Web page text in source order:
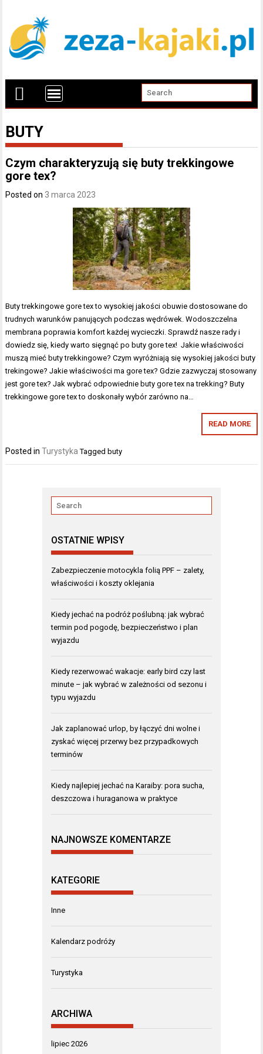
BUTY
Czym charakteryzują się buty trekkingowe
gore tex?
Posted on 3 marca 2023
Buty trekkingowe gore tex to wysokiej jakości obuwie dostosowane do
trudnych warunków panujących podczas wędrówek. Wodoszczelna
membrana poprawia komfort każdej wycieczki. Sprawdź nasze rady i
dowiedz się, kiedy warto sięgnąć po buty gore tex! Jakie właściwości
muszą mieć buty trekkingowe? Czym wyróżniają się wysokiej jakości buty
trekingowe? Jakie właściwości ma gore tex? Gdzie zazwyczaj stosowany
jest gore tex? Jak wybrać odpowiednie buty gore tex na trekking? Buty
trekkingowe gore tex to doskonały wybór zarówno na…
READ MORE
Posted inTurystyka Tagged buty
OSTATNIE WPISY
Zabezpieczenie motocykla folią PPF – zalety,
właściwości i koszty oklejania
Kiedy jechać na podróż poślubną: jak wybrać
termin pod pogodę, bezpieczeństwo i plan
wyjazdu
Kiedy rezerwować wakacje: early bird czy last
minute – jak wybrać w zależności od sezonu i
typu wyjazdu
Jak zaplanować urlop, by łączyć dni wolne i
zyskać więcej przerwy bez przypadkowych
terminów
Kiedy najlepiej jechać na Karaiby: pora sucha,
deszczowa i huraganowa w praktyce
NAJNOWSZE KOMENTARZE
KATEGORIE
Inne
Kalendarz podróży
Turystyka
ARCHIWA
lipiec 2026